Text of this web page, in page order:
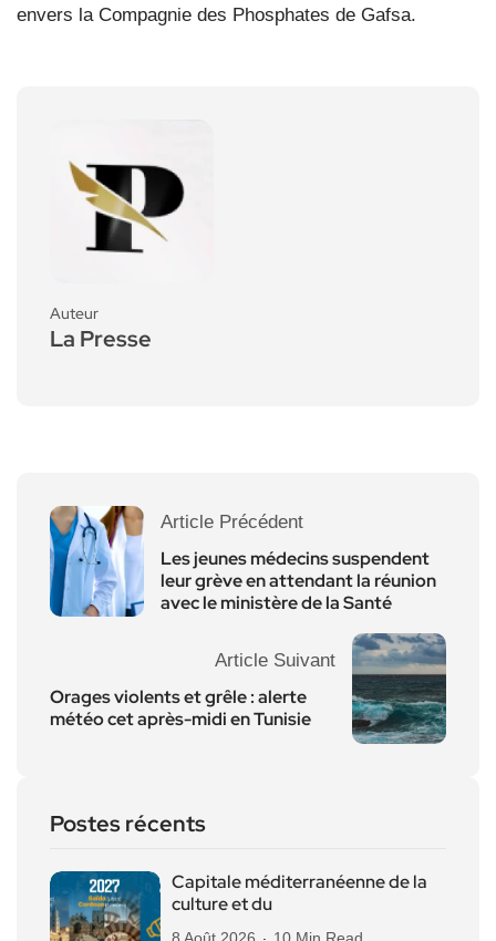
envers la Compagnie des Phosphates de Gafsa.
Auteur
La Presse
Article Précédent
Les jeunes médecins suspendent
leur grève en attendant la réunion
avec le ministère de la Santé
Article Suivant
Orages violents et grêle : alerte
météo cet après-midi en Tunisie
Postes récents
Capitale méditerranéenne de la
culture et du
8 Août 2026 10 Min Read